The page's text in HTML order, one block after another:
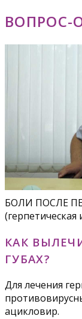
ВОПРОС-
БОЛИ ПОСЛЕ
КАК
ГУБАХ?
Для лечения
ацикловир.